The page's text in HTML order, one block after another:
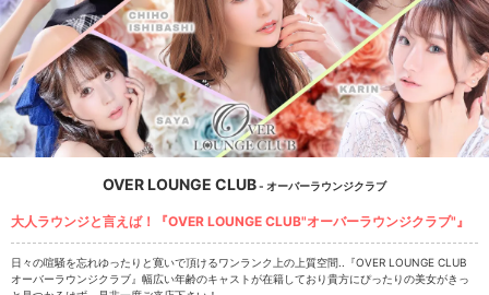
OVER LOUNGE CLUB- オーバーラウンジクラブ
大人ラウンジと言えば！『OVER LOUNGE CLUB"オーバーラウンジクラブ"』
日々の喧騒を忘れゆったりと寛いで頂けるワンランク上の上質空間..『OVER LOUNGE CLUB
オーバーラウンジクラブ』幅広い年齢のキャストが在籍しており貴方にぴったりの美女がきっ